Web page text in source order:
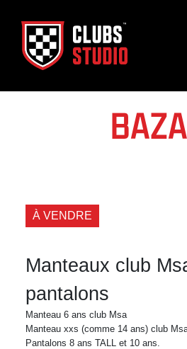
À VENDRE
Manteaux club
pantalons
Manteau 6 ans club Msa
Manteau xxs (comme 14 ans) club
Pantalons 8 ans TALL et 10 ans.